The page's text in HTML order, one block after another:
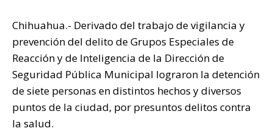
p
p
o
o
k
Li
n
k
ar
ti
r
Chihuahua.- Derivado del trabajo de vigilancia y
prevención del delito de Grupos Especiales de
Reacción y de Inteligencia de la Dirección de
Seguridad Pública Municipal lograron la detención
de siete personas en distintos hechos y diversos
puntos de la ciudad, por presuntos delitos contra
la salud.